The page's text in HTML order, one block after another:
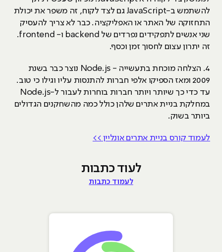
להשתמש ב-JavaScript גם לצד לקוח, זה משפר את יכולת
התחזוקה של האתר או האפליקציה. כבר לא צריך להעסיק
שני אנשים לתפקידים נפרדים של backend ו- frontend.
זה יתרון עצום לחסוך זמן וכסף.
4. הצלחה מוכחת בתעשייה - Node.js נוצר כבר בשנת
2009 ומאז הספיקו אלפי חברות להתנסות עליו וגילו כי טוב.
עד כדי כך שיותר ויותר חברות בוחרות לעבור ל-Node.js
במחלקת בניית אתרים שלהן כולל כמה מהשחקנים הגדולים
ביותר בשוק.
לעמוד קורס בניית אתרים אונליין >>
לעוד כתבות
לעמוד כתבות